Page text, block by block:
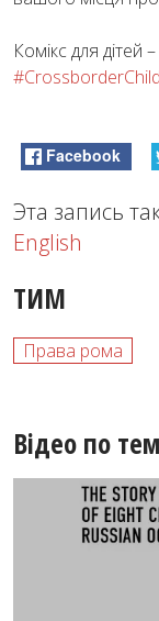
Комікс для дітей
Facebook
Эта запись
English
ТИМ
Права рома
Відео по